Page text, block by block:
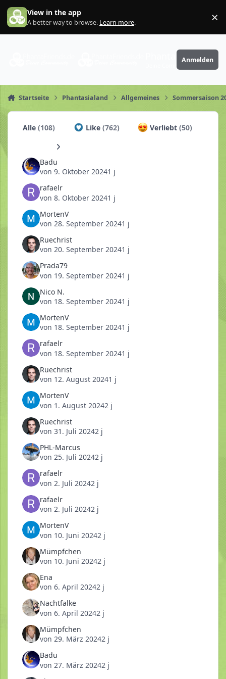
Zum Inhalt springen
View in the app
A better way to browse. Learn more. ×
PhantaFriends.de
Anmelden
Startseite Phantasialand Allgemeines Sommersaison
Alle(108) Like (762) Verliebt(50)
Badu
von 9. Oktober 20241 j
rafaelr
von 8. Oktober 20241 j
MortenV
von 28. September 20241 j
Ruechrist
von 20. September 20241 j
Prada79
von 19. September 20241 j
Nico N.
von 18. September 20241 j
MortenV
von 18. September 20241 j
rafaelr
von 18. September 20241 j
Ruechrist
von 12. August 20241 j
MortenV
von 1. August 20242 j
Ruechrist
von 31. Juli 20242 j
PHL-Marcus
von 25. Juli 20242 j
rafaelr
von 2. Juli 20242 j
rafaelr
von 2. Juli 20242 j
MortenV
von 10. Juni 20242 j
Mümpfchen
von 10. Juni 20242 j
Ena
von 6. April 20242 j
Nachtfalke
von 6. April 20242 j
Mümpfchen
von 29. März 20242 j
Badu
von 27. März 20242 j